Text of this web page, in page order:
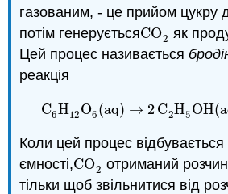
газованим, - це прийом цукру
потім генеруєтьсяCO2
CO2 як
Цей процес називається
реакція
C6H12 O6(aq) → 2C2H5OH(
C6H12O6(aq)→2C2H5OH(
Коли цей процес відбувається
ємності,CO2
CO2 отриманий
тільки щоб звільнитися від